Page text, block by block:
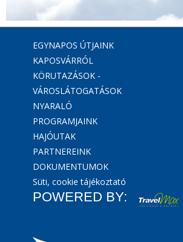
EGYNAPOS ÚTJAINK
KAPOSVÁRRÓL
KÖRUTAZÁSOK -
VÁROSLÁTOGATÁSOK
NYARALÓ
PROGRAMJAINK
HAJÓUTAK
PARTNEREINK
DOKUMENTUMOK
Süti, cookie tájékoztató
POWERED BY: